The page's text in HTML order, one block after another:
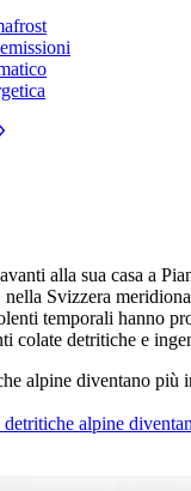
alpine diventano più
alpine